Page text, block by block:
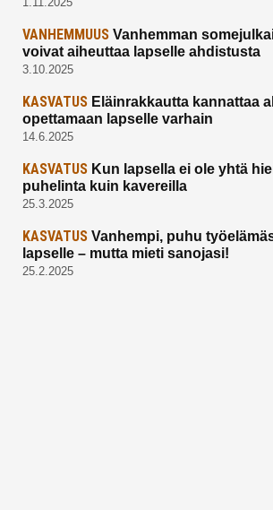
VANHEMMUUS Vanhemman
voivat aiheuttaa lapselle ahdistusta
3.10.2025
KASVATUS Eläinrakkautta kannattaa
opettamaan lapselle varhain
14.6.2025
KASVATUS Kun lapsella ei ole yhtä
puhelinta kuin kavereilla
25.3.2025
KASVATUS Vanhempi, puhu
lapselle – mutta mieti sanojasi!
25.2.2025